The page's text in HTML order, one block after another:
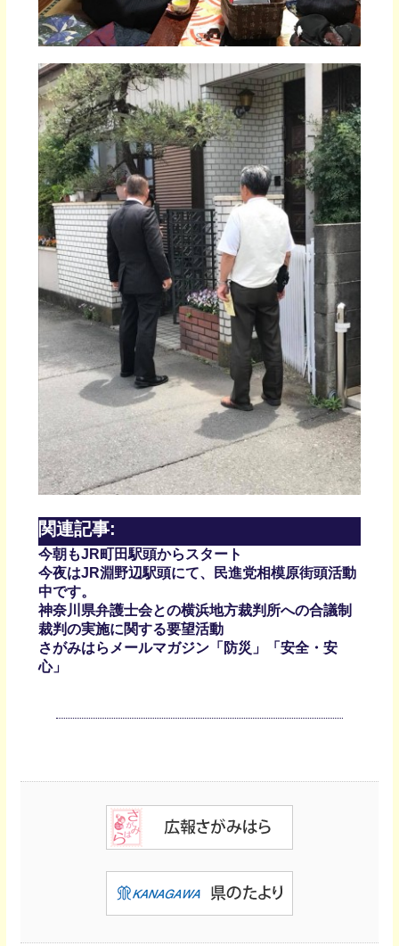
関連記事:
今朝もJR町田駅頭からスタート
今夜はJR淵野辺駅頭にて、民進党相模原街頭活動
中です。
神奈川県弁護士会との横浜地方裁判所への合議制
裁判の実施に関する要望活動
さがみはらメールマガジン「防災」「安全・安
心」